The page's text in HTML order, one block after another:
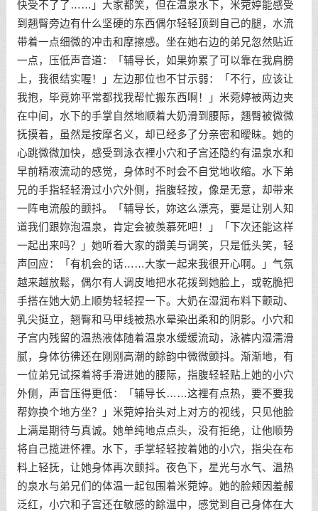
快受不了了……」大家都笑，但在温泉水下，米菀婷能感受
到翘臀旁边有什么坚硬的东西偶尔轻轻顶到自己的腿，水流
带着一点细微的冲击和摩擦感。坐在她右边的弟兄忽然贴近
一点，压低声音道：「辅导长，如果妳累了可以靠在我肩膀
上，我很结实喔！」左边那位也不甘示弱：「不行，应该让
我抱，毕竟妳平常都找我帮忙搬东西啊！」米菀婷被两边夹
在中间，水下的手掌自然地顺着大奶滑到腰际，翘臀被微微
抚摸着，虽然是按摩名义，却已经多了分亲密和曖昧。她的
心跳微微加快，感受到泳衣裡小穴和子宫还隐约有温泉水和
早前精液流动的感觉，身体时不时会不自觉地收缩。水下弟
兄的手指轻轻滑过小穴外侧，指腹轻按，像是无意，却带来
一阵电流般的颤抖。「辅导长，妳这么漂亮，要是让别人知
道我们跟妳泡温泉，肯定会被羡慕死吧！」「下次还能这样
一起出来吗？」她听着大家的讚美与调笑，只是低头笑，轻
声回应：「有机会的话……大家一起来我很开心啊。」气氛
越来越放鬆，偶尔有人调皮地把水花拨到她脸上，或乾脆把
手搭在她大奶上顺势轻轻捏一下。大奶在湿润布料下颤动、
乳尖挺立，翘臀和马甲线被热水晕染出柔和的阴影。小穴和
子宫内残留的温热液体随着温泉水缓缓流动，泳裤内湿濡滑
腻，身体彷彿还在刚刚高潮的餘韵中微微颤抖。渐渐地，有
一位弟兄试探着将手滑进她的腰际，指腹轻轻贴上她的小穴
外侧，声音压得更低：「辅导长……这裡有点热，要不要我
帮妳换个地方坐？」米菀婷抬头对上对方的视线，只见他脸
上满是期待与真诚。她单纯地点点头，没有拒绝，让他顺势
将自己揽进怀裡。水下，手掌轻轻按着她的小穴，指尖在布
料上轻抚，让她身体再次颤抖。夜色下，星光与水气、温热
的泉水与弟兄们的体温一起包围着米菀婷。她的脸颊因羞赧
泛红，小穴和子宫还在敏感的餘温中，感觉到自己身体在大